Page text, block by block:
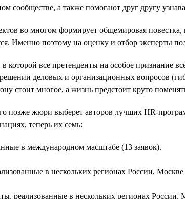
сообществе, а также помогают друг другу
во многом формирует общемировая
Именно поэтому на оценку и отбор эксперты
которой все претенденты на особое признание
деловых и организационных вопросов
стоит многое, а жизнь предстоит круто
позже жюри выберет авторов лучших HR-
теперь их семь:
в международном масштабе (13 заявок).
в нескольких регионах России,
реализованные в нескольких регионах России,